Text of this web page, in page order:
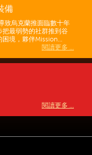
備
致烏克蘭推面臨數十年
最弱勢的社群推到谷
境，夥伴Mission...
閱讀更多 ...
閱讀更多 ...